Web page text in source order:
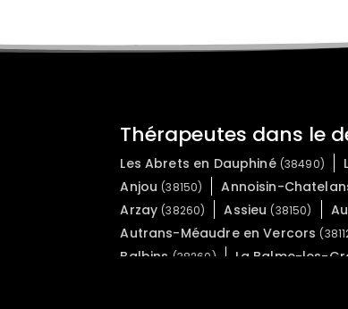
Thérapeutes dans le
Les Abrets en Dauphiné (38490)
Anjou (38150) Annoisin-
Arzay (38260) Assieu (38150)
Autrans-Méaudre en Vercors
Balbins (38260) La Balme-les-